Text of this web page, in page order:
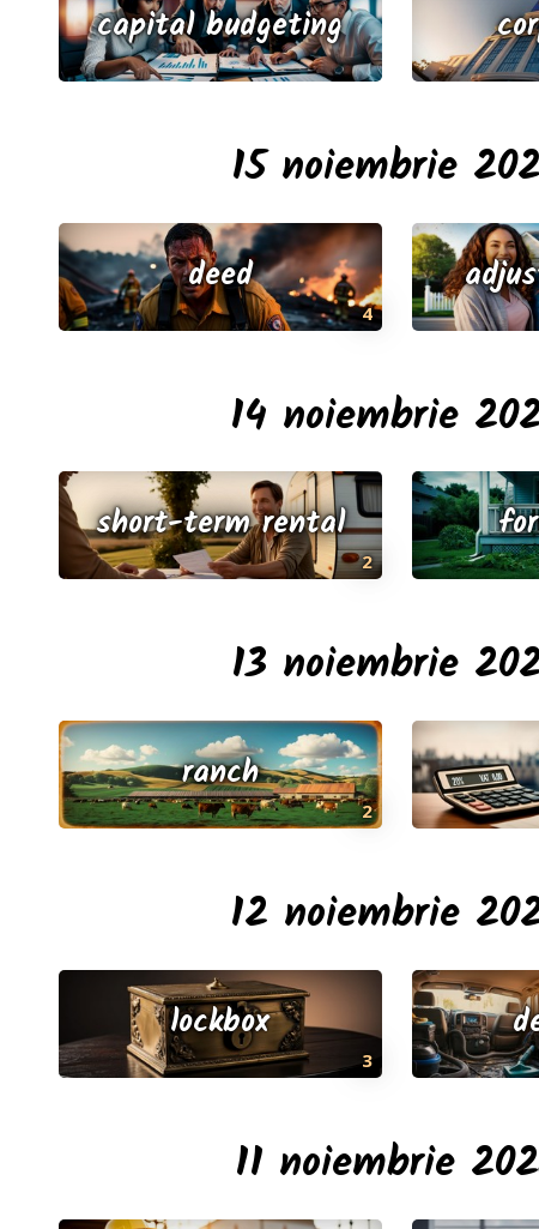
capital budgeting
15 noiembrie
4
deed
14 noiembrie
2
short-term rental
13 noiembrie
2
ranch
12 noiembrie
3
lockbox
11 noiembrie